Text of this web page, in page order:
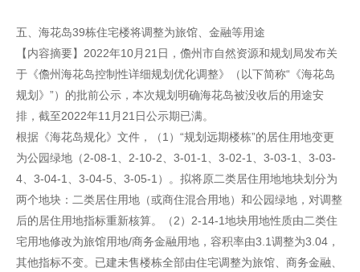
五、海花岛39栋住宅楼将调整为旅馆、金融等用途
【内容摘要】2022年10月21日，儋州市自然资源和规划局发布关
于《儋州海花岛控制性详细规划优化调整》（以下简称“《海花岛
规划》”）的批前公示，本次规划明确海花岛被没收后的用途安
排，截至2022年11月21日公示期已满。
根据《海花岛规化》文件，（1）“规划远期楼栋”的居住用地变更
为公园绿地（2-08-1、2-10-2、3-01-1、3-02-1、3-03-1、3-03-
4、3-04-1、3-04-5、3-05-1）。拟将原二类居住用地地块划分为
两个地块：二类居住用地（或商住混合用地）和公园绿地，对调整
后的居住用地指标重新核算。（2）2-14-1地块用地性质由二类住
宅用地修改为旅馆用地/商务金融用地，容积率由3.1调整为3.04，
其他指标不变。已建未售楼栋全部由住宅调整为旅馆、商务金融、